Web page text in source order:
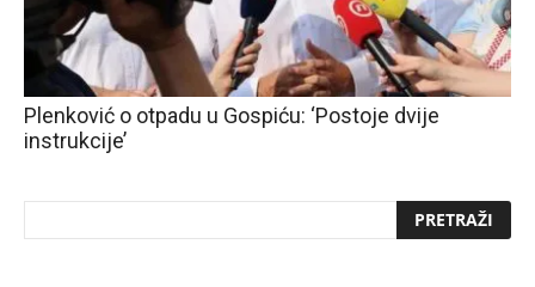
Plenković o otpadu u Gospiću: ‘Postoje dvije
instrukcije’